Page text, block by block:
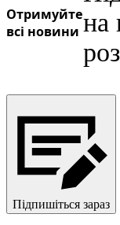
Отримуйте
всі новини на
Підпишіться зараз